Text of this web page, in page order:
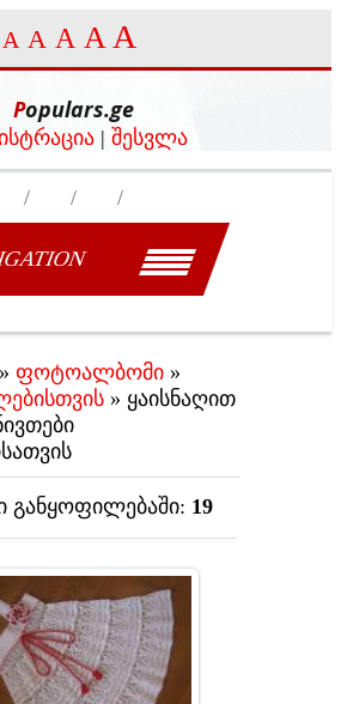
A A A A A
Populars.ge
| შესვლა
» ფოტოალბომი »
» ყაისნაღით
განყოფილებაში: 19
03.02.2016
popularsge